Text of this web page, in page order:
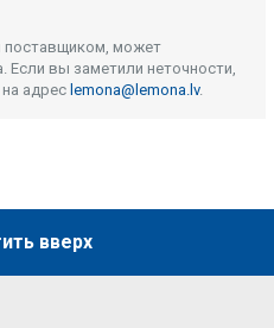
поставщиком, может
Если вы заметили неточности,
адрес lemona@lemona.lv.
вверх